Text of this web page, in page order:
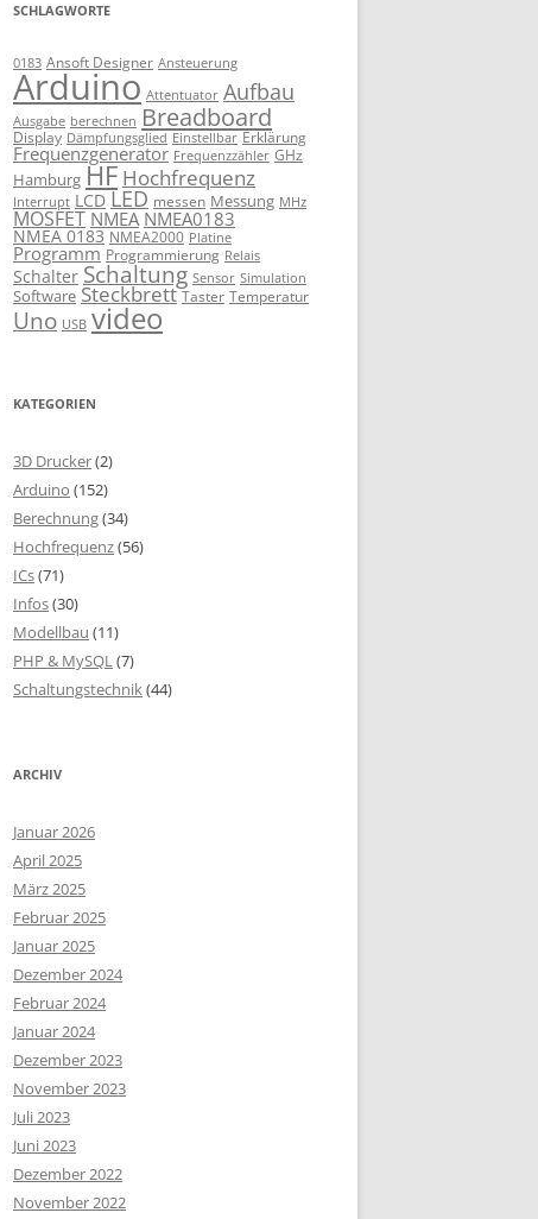
SCHLAGWORTE
0183 Ansoft Designer Ansteuerung
Arduino Attentuator Aufbau
Ausgabe berechnen Breadboard
Display Dämpfungsglied Einstellbar Erklärung
Frequenzgenerator Frequenzzähler GHz
Hamburg HF Hochfrequenz
Interrupt LCD LED messen Messung MHz
MOSFET NMEA NMEA0183
NMEA 0183 NMEA2000 Platine
Programm Programmierung Relais
Schalter Schaltung Sensor Simulation
Software Steckbrett Taster Temperatur
Uno USB video
KATEGORIEN
3D Drucker(2)
Arduino (152)
Berechnung(34)
Hochfrequenz(56)
ICs(71)
Infos(30)
Modellbau (11)
PHP & MySQL(7)
Schaltungstechnik(44)
ARCHIV
Januar 2026
April 2025
März 2025
Februar 2025
Januar 2025
Dezember 2024
Februar 2024
Januar 2024
Dezember 2023
November 2023
Juli 2023
Juni 2023
Dezember 2022
November 2022